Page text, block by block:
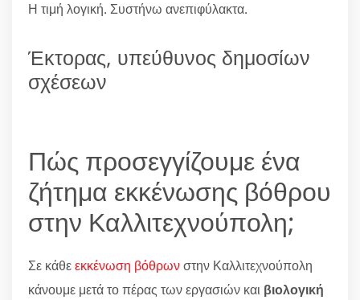
Η τιμή λογική. Συστήνω ανεπιφύλακτα.
Έκτορας, υπεύθυνος δημοσίων
σχέσεων
Πώς προσεγγίζουμε ένα
ζήτημα εκκένωσης βόθρου
στην Καλλιτεχνούπολη;
Σε κάθεεκκένωση βόθρωνστην Καλλιτεχνούπολη
κάνουμε μετά το πέρας των εργασιών και βιολογική